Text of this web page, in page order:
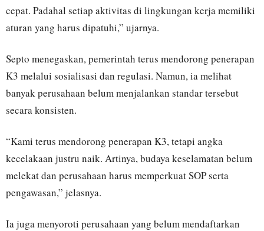
cepat. Padahal setiap aktivitas di lingkungan kerja memiliki
aturan yang harus dipatuhi,” ujarnya.
Septo menegaskan, pemerintah terus mendorong penerapan
K3 melalui sosialisasi dan regulasi. Namun, ia melihat
banyak perusahaan belum menjalankan standar tersebut
secara konsisten.
“Kami terus mendorong penerapan K3, tetapi angka
kecelakaan justru naik. Artinya, budaya keselamatan belum
melekat dan perusahaan harus memperkuat SOP serta
pengawasan,” jelasnya.
Ia juga menyoroti perusahaan yang belum mendaftarkan